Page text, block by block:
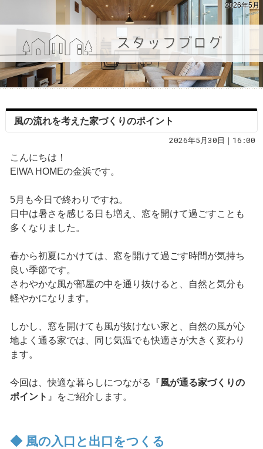
2026年5月
風の流れを考えた家づくりのポイント
2026年5月30日｜16:00
こんにちは！
EIWA HOMEの金浜です。
5月も今日で終わりですね。
日中は暑さを感じる日も増え、窓を開けて過ごすことも
多くなりました。
春から初夏にかけては、窓を開けて過ごす時間が気持ち
良い季節です。
さわやかな風が部屋の中を通り抜けると、自然と気分も
軽やかになります。
しかし、窓を開けても風が抜けない家と、自然の風が心
地よく通る家では、同じ気温でも快適さが大きく変わり
ます。
今回は、快適な暮らしにつながる『風が通る家づくりの
ポイント 』をご紹介します。
◆ 風の入口と出口をつくる